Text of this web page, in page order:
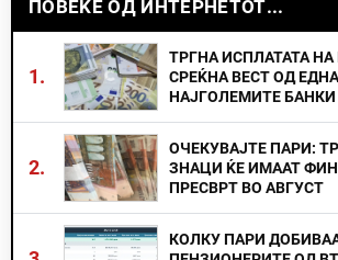
ПОВЕЌЕ ОД ИНТЕРНЕТОТ...
1.
ТРГНА ИСПЛАТАТА
СРЕЌНА ВЕСТ ОД
НАЈГОЛЕМИТЕ
2.
ОЧЕКУВАЈТЕ ПАРИ:
ЗНАЦИ ЌЕ ИМААТ
ПРЕСВРТ ВО АВГУСТ
КОЛКУ ПАРИ